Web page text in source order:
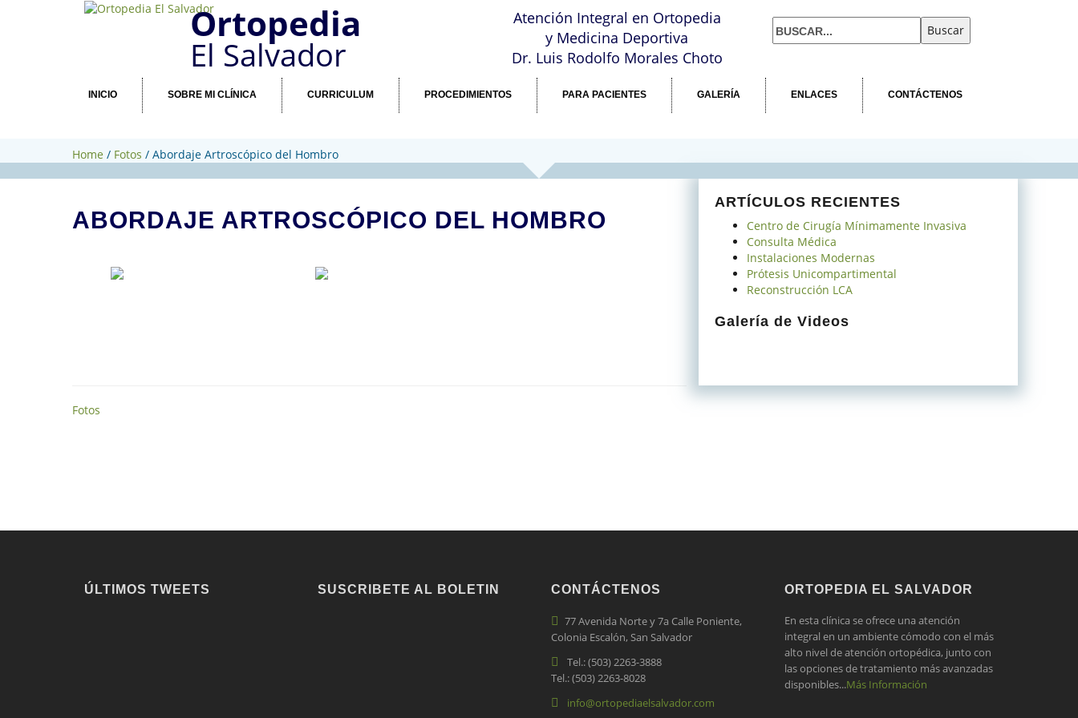
Ortopedia
El Salvador
Atención Integral en Ortopedia
y Medicina Deportiva
Dr. Luis Rodolfo Morales Choto
INICIO SOBRE MI CLÍNICA CURRICULUM PROCEDIMIENTOS PARA PACIENTES GALERÍA ENLACES CONTÁCTENOS
Home / Fotos / Abordaje Artroscópico del Hombro
ABORDAJE ARTROSCÓPICO DEL HOMBRO
Fotos
ARTÍCULOS RECIENTES
Centro de Cirugía Mínimamente Invasiva
Consulta Médica
Instalaciones Modernas
Prótesis Unicompartimental
Reconstrucción LCA
Galería de Videos
ÚLTIMOS TWEETS SUSCRIBETE AL BOLETIN CONTÁCTENOS
77 Avenida Norte y 7a Calle Poniente,
Colonia Escalón, San Salvador
Tel.: (503) 2263-3888
Tel.: (503) 2263-8028
info@ortopediaelsalvador.com
ORTOPEDIA EL SALVADOR
En esta clínica se ofrece una atención
integral en un ambiente cómodo con el más
alto nivel de atención ortopédica, junto con
las opciones de tratamiento más avanzadas
disponibles...Más Información